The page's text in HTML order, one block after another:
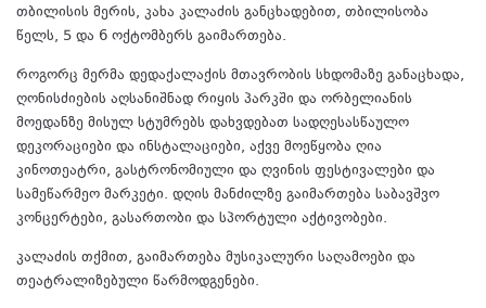
თბილისის მერის, კახა კალაძის განცხადებით, თბილისობა
წელს, 5 და 6 ოქტომბერს გაიმართება.
როგორც მერმა დედაქალაქის მთავრობის სხდომაზე განაცხადა,
ღონისძიების აღსანიშნად რიყის პარკში და ორბელიანის
მოედანზე მისულ სტუმრებს დახვდებათ სადღესასწაულო
დეკორაციები და ინსტალაციები, აქვე მოეწყობა ღია
კინოთეატრი, გასტრონომიული და ღვინის ფესტივალები და
სამეწარმეო მარკეტი. დღის მანძილზე გაიმართება საბავშვო
კონცერტები, გასართობი და სპორტული აქტივობები.
კალაძის თქმით, გაიმართება მუსიკალური საღამოები და
თეატრალიზებული წარმოდგენები.